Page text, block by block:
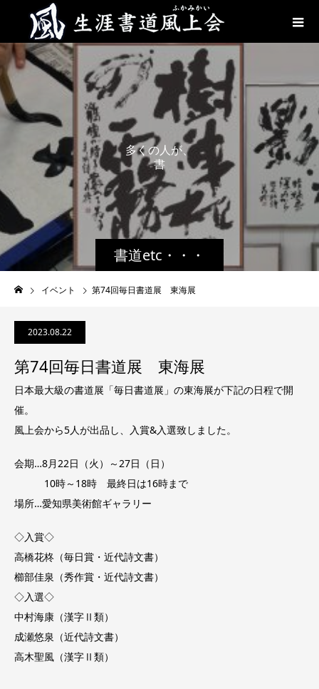
書道etc・・・
多くの人が、
書道を 身
イベント 第74回毎日書道展 東海展
2023.08.22
第74回毎日書道展 東海展
日本最大級の書道展「毎日書道展」の東海展が下記の日程で開
催。
風上会から5人が出品し、入賞&入選致しました。
会期…8月22日（火）～27日（日）
10時～18時 最終日は16時まで
場所…愛知県美術館ギャラリー
◇入賞◇
高橋花柊（毎日賞・近代詩文書）
櫛部佳泉（秀作賞・近代詩文書）
◇入選◇
中村海康（漢字Ⅱ類）
成瀬悠泉（近代詩文書）
高木聖風（漢字Ⅱ類）